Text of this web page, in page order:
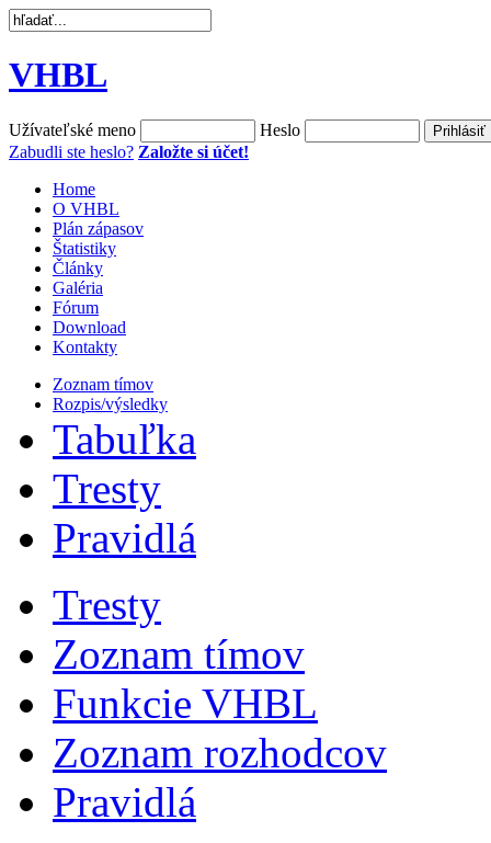
VHBL
Užívateľské meno
Heslo
Zabudli ste heslo? Založte si účet!
Home
O VHBL
Plán zápasov
Štatistiky
Články
Galéria
Fórum
Download
Kontakty
Zoznam tímov
Rozpis/výsledky
Tabuľka
Tresty
Pravidlá
Tresty
Zoznam tímov
Funkcie VHBL
Zoznam rozhodcov
Pravidlá